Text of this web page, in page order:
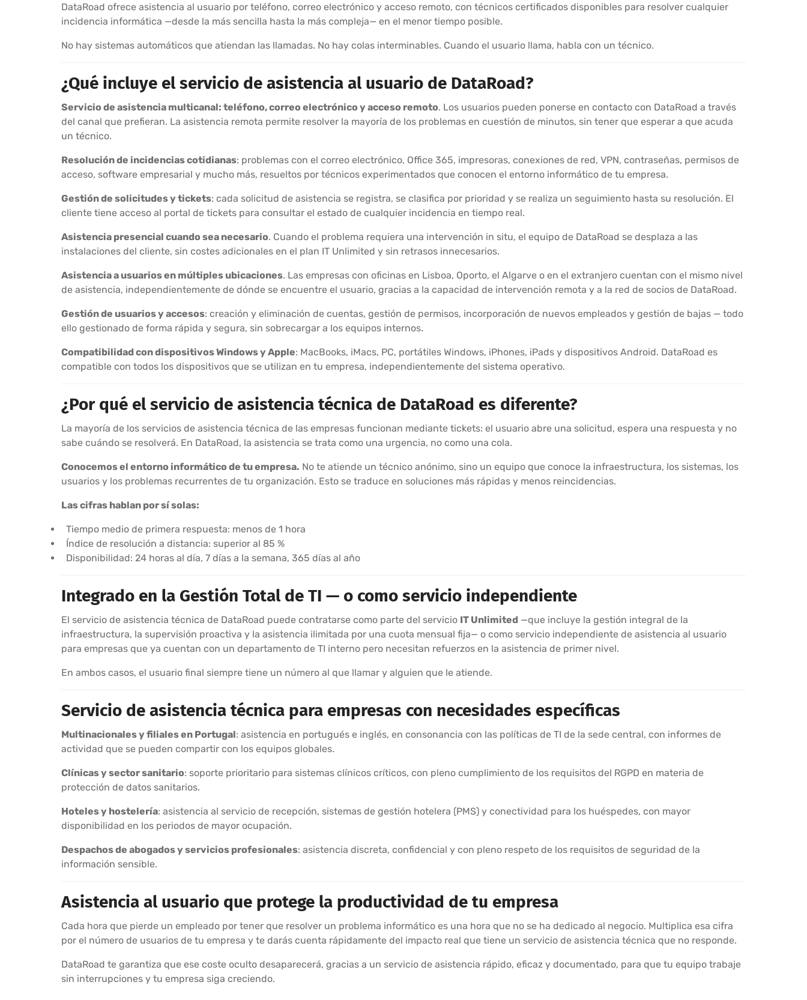
DataRoad ofrece asistencia al usuario por teléfono, correo electrónico y acceso remoto, con técnicos certificados disponibles para resolver cualquier
incidencia informática —desde la más sencilla hasta la más compleja— en el menor tiempo posible.
No hay sistemas automáticos que atiendan las llamadas. No hay colas interminables. Cuando el usuario llama, habla con un técnico.
¿Qué incluye el servicio de asistencia al usuario de DataRoad?
Servicio de asistencia multicanal: teléfono, correo electrónico y acceso remoto. Los usuarios pueden ponerse en contacto con DataRoad a través
del canal que prefieran. La asistencia remota permite resolver la mayoría de los problemas en cuestión de minutos, sin tener que esperar a que acuda
un técnico.
Resolución de incidencias cotidianas: problemas con el correo electrónico, Office 365, impresoras, conexiones de red, VPN, contraseñas, permisos de
acceso, software empresarial y mucho más, resueltos por técnicos experimentados que conocen el entorno informático de tu empresa.
Gestión de solicitudes y tickets: cada solicitud de asistencia se registra, se clasifica por prioridad y se realiza un seguimiento hasta su resolución. El
cliente tiene acceso al portal de tickets para consultar el estado de cualquier incidencia en tiempo real.
Asistencia presencial cuando sea necesario. Cuando el problema requiera una intervención in situ, el equipo de DataRoad se desplaza a las
instalaciones del cliente, sin costes adicionales en el plan IT Unlimited y sin retrasos innecesarios.
Asistencia a usuarios en múltiples ubicaciones. Las empresas con oficinas en Lisboa, Oporto, el Algarve o en el extranjero cuentan con el mismo nivel
de asistencia, independientemente de dónde se encuentre el usuario, gracias a la capacidad de intervención remota y a la red de socios de DataRoad.
Gestión de usuarios y accesos: creación y eliminación de cuentas, gestión de permisos, incorporación de nuevos empleados y gestión de bajas — todo
ello gestionado de forma rápida y segura, sin sobrecargar a los equipos internos.
Compatibilidad con dispositivos Windows y Apple: MacBooks, iMacs, PC, portátiles Windows, iPhones, iPads y dispositivos Android. DataRoad es
compatible con todos los dispositivos que se utilizan en tu empresa, independientemente del sistema operativo.
¿Por qué el servicio de asistencia técnica de DataRoad es diferente?
La mayoría de los servicios de asistencia técnica de las empresas funcionan mediante tickets: el usuario abre una solicitud, espera una respuesta y no
sabe cuándo se resolverá. En DataRoad, la asistencia se trata como una urgencia, no como una cola.
Conocemos el entorno informático de tu empresa. No te atiende un técnico anónimo, sino un equipo que conoce la infraestructura, los sistemas, los
usuarios y los problemas recurrentes de tu organización. Esto se traduce en soluciones más rápidas y menos reincidencias.
Las cifras hablan por sí solas:
Tiempo medio de primera respuesta: menos de 1 hora
Índice de resolución a distancia: superior al 85 %
Disponibilidad: 24 horas al día, 7 días a la semana, 365 días al año
Integrado en la Gestión Total de TI — o como servicio independiente
El servicio de asistencia técnica de DataRoad puede contratarse como parte del servicio IT Unlimited —que incluye la gestión integral de la
infraestructura, la supervisión proactiva y la asistencia ilimitada por una cuota mensual fija— o como servicio independiente de asistencia al usuario
para empresas que ya cuentan con un departamento de TI interno pero necesitan refuerzos en la asistencia de primer nivel.
En ambos casos, el usuario final siempre tiene un número al que llamar y alguien que le atiende.
Servicio de asistencia técnica para empresas con necesidades específicas
Multinacionales y filiales en Portugal: asistencia en portugués e inglés, en consonancia con las políticas de TI de la sede central, con informes de
actividad que se pueden compartir con los equipos globales.
Clínicas y sector sanitario: soporte prioritario para sistemas clínicos críticos, con pleno cumplimiento de los requisitos del RGPD en materia de
protección de datos sanitarios.
Hoteles y hostelería: asistencia al servicio de recepción, sistemas de gestión hotelera (PMS) y conectividad para los huéspedes, con mayor
disponibilidad en los periodos de mayor ocupación.
Despachos de abogados y servicios profesionales: asistencia discreta, confidencial y con pleno respeto de los requisitos de seguridad de la
información sensible.
Asistencia al usuario que protege la productividad de tu empresa
Cada hora que pierde un empleado por tener que resolver un problema informático es una hora que no se ha dedicado al negocio. Multiplica esa cifra
por el número de usuarios de tu empresa y te darás cuenta rápidamente del impacto real que tiene un servicio de asistencia técnica que no responde.
DataRoad te garantiza que ese coste oculto desaparecerá, gracias a un servicio de asistencia rápido, eficaz y documentado, para que tu equipo trabaje
sin interrupciones y tu empresa siga creciendo.